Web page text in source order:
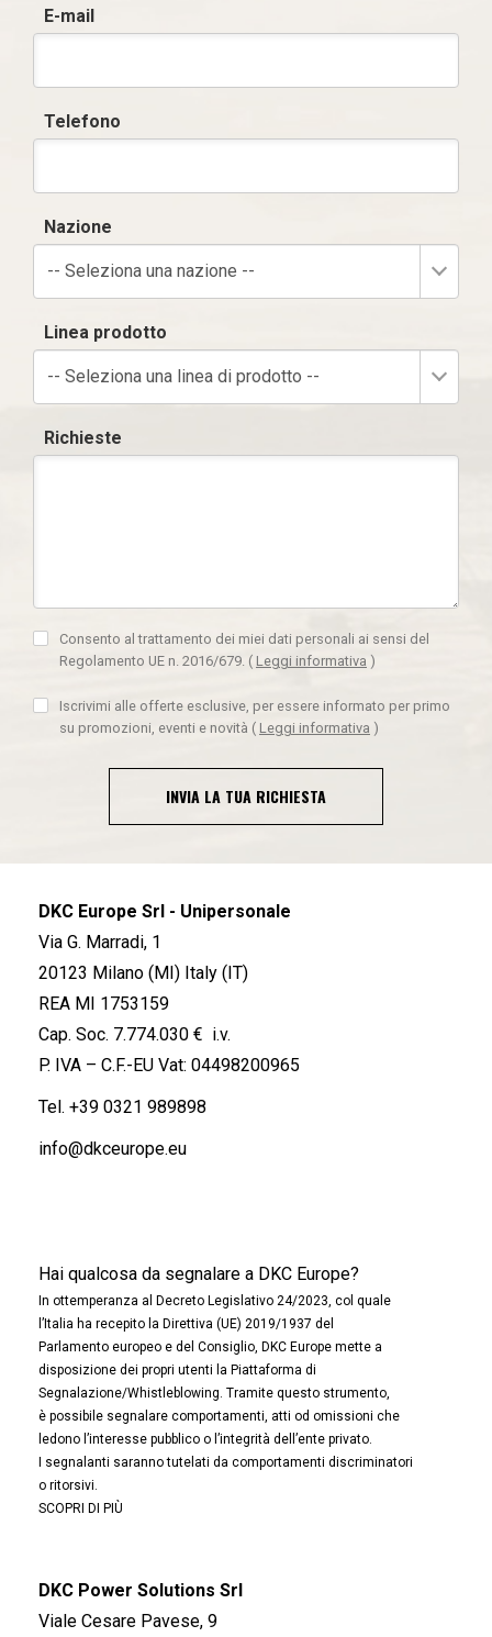
E-mail
Telefono
Nazione
-- Seleziona una nazione --
Linea prodotto
-- Seleziona una linea di prodotto --
Richieste
Consento al trattamento dei miei dati personali ai sensi del
Regolamento UE n. 2016/679. ( Leggi informativa )
Iscrivimi alle offerte esclusive, per essere informato per primo
su promozioni, eventi e novità ( Leggi informativa )
INVIA LA TUA RICHIESTA
DKC Europe Srl - Unipersonale
Via G. Marradi, 1
20123 Milano (MI) Italy (IT)
REA MI 1753159
Cap. Soc. 7.774.030 € i.v.
P. IVA – C.F.-EU Vat: 04498200965
Tel. +39 0321 989898
info@dkceurope.eu
Hai qualcosa da segnalare a DKC Europe?
In ottemperanza al Decreto Legislativo 24/2023, col quale
l’Italia ha recepito la Direttiva (UE) 2019/1937 del
Parlamento europeo e del Consiglio, DKC Europe mette a
disposizione dei propri utenti la Piattaforma di
Segnalazione/Whistleblowing. Tramite questo strumento,
è possibile segnalare comportamenti, atti od omissioni che
ledono l’interesse pubblico o l’integrità dell’ente privato.
I segnalanti saranno tutelati da comportamenti discriminatori
o ritorsivi.
SCOPRI DI PIÙ
DKC Power Solutions Srl
Viale Cesare Pavese, 9